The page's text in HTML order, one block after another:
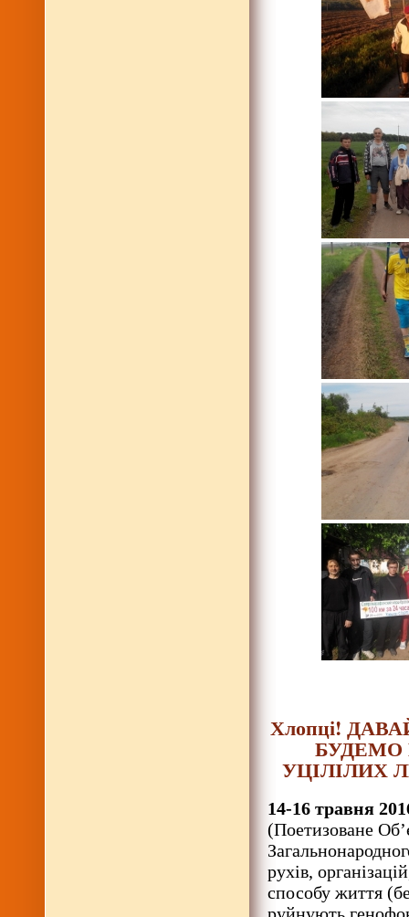
Хлопці!
БУДЕМО
УЦІЛІЛИХ
14-16 травня
(Поетизоване
рухів,
способу життя